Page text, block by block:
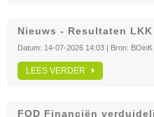
Nieuws - Resultaten
Datum: 14-07-2026 14:03 | Bron: BOinK
LEES VERDER
FOD Financiën